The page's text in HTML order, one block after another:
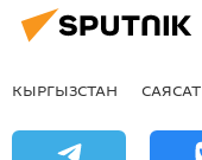
КЫРГЫЗСТАН САЯСАТ